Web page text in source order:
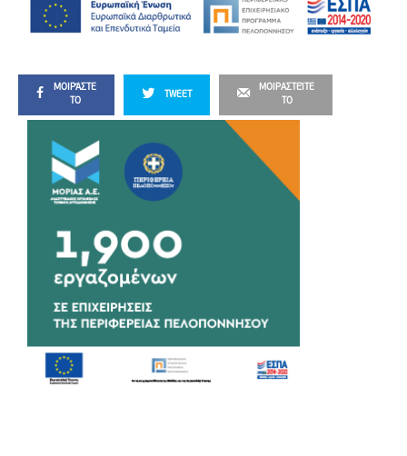
ΜΟΙΡΆΣΤΕ
ΤΟ
TWEET
ΜΟΙΡΑΣΤΕΊΤΕ
ΤΟ